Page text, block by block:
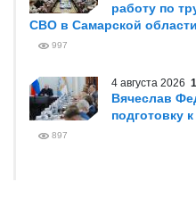
работу по
СВО в Самарской области
997
4 августа 2026
Вячеслав
подготовку
897